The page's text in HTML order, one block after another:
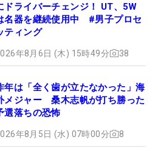
ドライバーチェンジ！ UT、5W
名器を継続使用中 #男子プロセ
ティング
年8月6日 (木) 15時49分 38
年は「全く歯が立たなかった」海
メジャー 桑木志帆が打ち勝った
選落ちの恐怖
年8月5日 (水) 07時00分 8